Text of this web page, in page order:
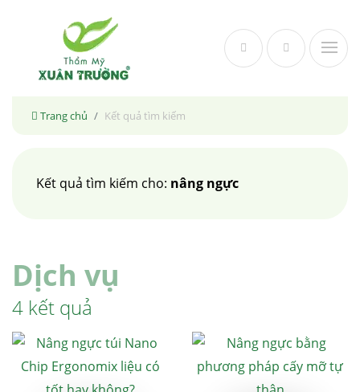
Trang chủ Kết quả tìm kiếm
Kết quả tìm kiếm cho: nâng ngực
Dịch vụ
4 kết quả